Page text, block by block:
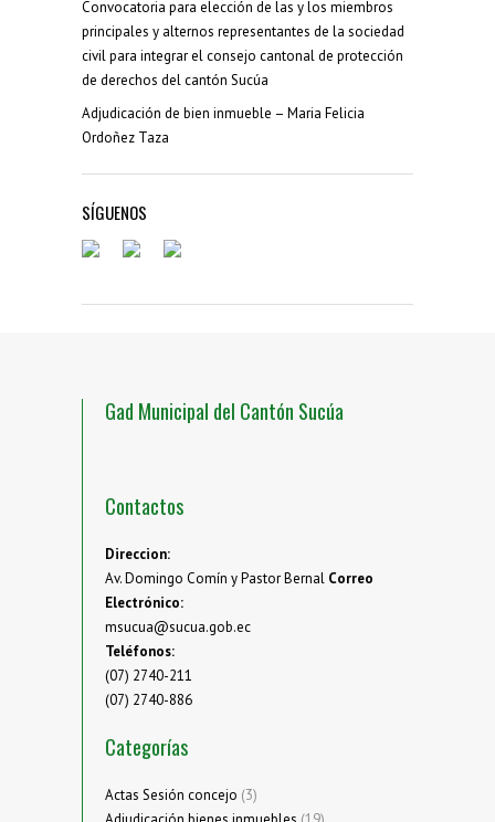
Convocatoria para elección de las y los miembros
principales y alternos representantes de la sociedad
civil para integrar el consejo cantonal de protección
de derechos del cantón Sucúa
Adjudicación de bien inmueble – Maria Felicia
Ordoñez Taza
SÍGUENOS
Gad Municipal del Cantón Sucúa
Contactos
Direccion:
Av. Domingo Comín y Pastor Bernal Correo
Electrónico:
msucua@sucua.gob.ec
Teléfonos:
(07) 2740-211
(07) 2740-886
Categorías
Actas Sesión concejo (3)